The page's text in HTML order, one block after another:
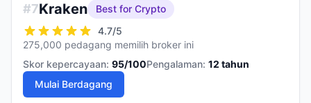
#7Kraken
Best for Crypto
4.7/5
275,000 pedagang memilih broker ini
Skor kepercayaan: 95/100Pengalaman: 12 tahun
Mulai Berdagang